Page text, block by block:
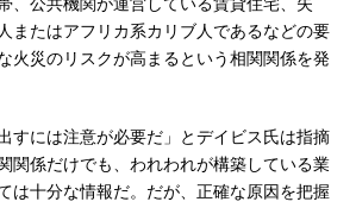
またはアフリカ系カリブ人であるなどの要
火災のリスクが高まるという相関関係を発
すには注意が必要だ」とデイビス氏は指摘
関係だけでも、われわれが構築している業
は十分な情報だ。だが、正確な原因を把握